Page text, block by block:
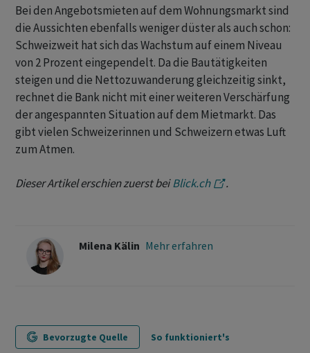
Bei den Angebotsmieten auf dem Wohnungsmarkt sind
die Aussichten ebenfalls weniger düster als auch schon:
Schweizweit hat sich das Wachstum auf einem Niveau
von 2 Prozent eingependelt. Da die Bautätigkeiten
steigen und die Nettozuwanderung gleichzeitig sinkt,
rechnet die Bank nicht mit einer weiteren Verschärfung
der angespannten Situation auf dem Mietmarkt. Das
gibt vielen Schweizerinnen und Schweizern etwas Luft
zum Atmen.
Dieser Artikel erschien zuerst beiBlick.ch .
Milena Kälin Mehr erfahren
Bevorzugte Quelle So funktioniert's